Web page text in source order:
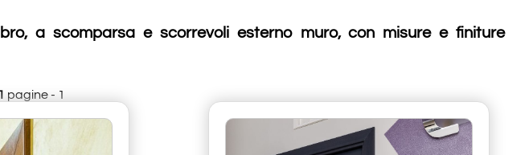
a scomparsa e scorrevoli esterno muro, con misure e finiture
1 pagine - 1